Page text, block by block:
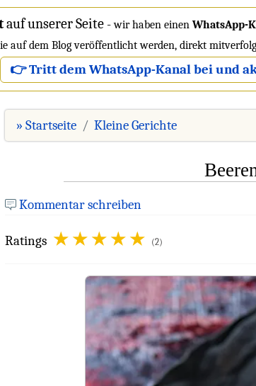
auf unserer Seite -wir haben einen WhatsApp-
auf dem Blog veröffentlicht werden, direkt
👉 Tritt dem WhatsApp-Kanal bei und
» Startseite Kleine Gerichte
Kommentar schreiben
Ratings (2)